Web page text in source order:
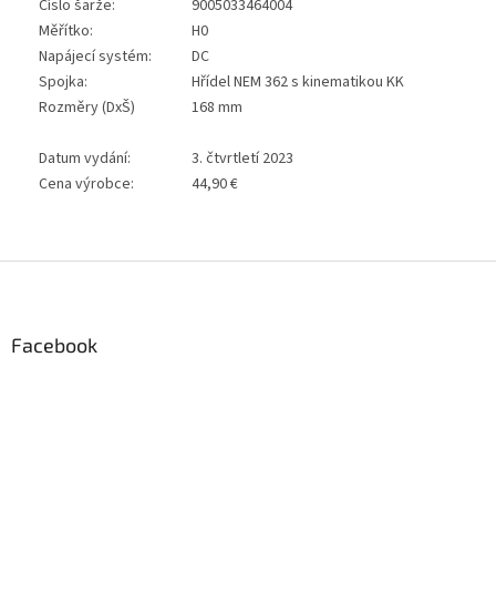
Číslo šarže:
9005033464004
Měřítko:
H0
Napájecí systém:
DC
Spojka:
Hřídel NEM 362 s kinematikou KK
Rozměry (DxŠ)
168 mm
Datum vydání:
3. čtvrtletí 2023
Cena výrobce:
44,90 €
Facebook